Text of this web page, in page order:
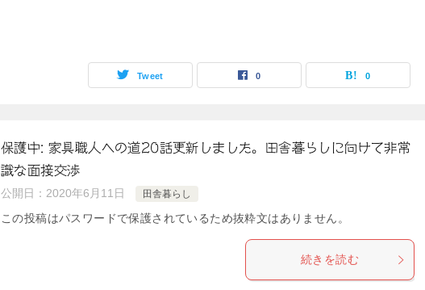
Tweet 0 0
保護中: 家具職人への道20話更新しました。田舎暮らしに向けて非常
識な面接交渉
公開日： 2020年6月11日 田舎暮らし
この投稿はパスワードで保護されているため抜粋文はありません。
続きを読む